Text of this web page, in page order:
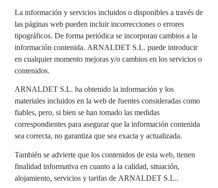
La información y servicios incluidos o disponibles a través de
las páginas web pueden incluir incorrecciones o errores
tipográficos. De forma periódica se incorporan cambios a la
información contenida. ARNALDET S.L. puede introducir
en cualquier momento mejoras y/o cambios en los servicios o
contenidos.
ARNALDET S.L. ha obtenido la información y los
materiales incluidos en la web de fuentes consideradas como
fiables, pero, si bien se han tomado las medidas
correspondientes para asegurar que la información contenida
sea correcta, no garantiza que sea exacta y actualizada.
También se advierte que los contenidos de esta web, tienen
finalidad informativa en cuanto a la calidad, situación,
alojamiento, servicios y tarifas de ARNALDET S.L..